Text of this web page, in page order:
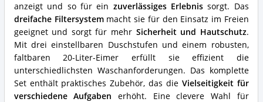
anzeigt und so für ein zuverlässiges Erlebnis sorgt. Das
dreifache Filtersystemmacht sie für den Einsatz im Freien
geeignet und sorgt für mehr Sicherheit und Hautschutz.
Mit drei einstellbaren Duschstufen und einem robusten,
faltbaren 20-Liter-Eimer erfüllt sie effizient die
unterschiedlichsten Waschanforderungen. Das komplette
Set enthält praktisches Zubehör, das die Vielseitigkeit für
verschiedene Aufgaben erhöht. Eine clevere Wahl für